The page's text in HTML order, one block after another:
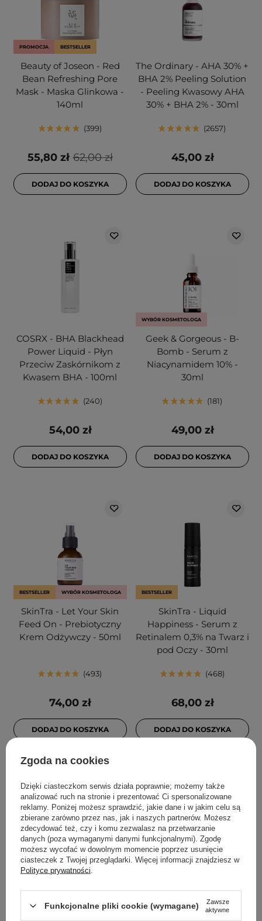
PROMOCJA BESTSELLER
Beauty of Joseon - Red
Bean Refreshing Pore
Mask - Maska Glinkowa -
140ml
399
62,00 zł
55,80 zł
DODAJ DO KOSZYKA
The Ordinary - AHA 30% +
BHA 2% Peeling Solution
- Peeling Kwasowy AHA
30% + BHA 2% - 30ml
2657
45,00 zł
DODAJ DO KOSZYKA
COSRX - BHA Blackhead
Power Liquid - Płyn
Przeciw Zaskórnikom z
Kwasem BHA - 100ml
240
54,00 zł
DODAJ DO KOSZYKA
WYBÓR KOSMETOLOGA
Geek & Gorgeous - B-
Bomb - Serum z
Niacynamidem 10% -
30ml
181
49,00 zł
DODAJ DO KOSZYKA
BESTSELLER WYBÓR KOSMETOLOGA
SkinTra - Let Your Skin
Feed On - Prebiotyczny
Krem Odżywczy - 50ml
493
74,00 zł
DODAJ DO KOSZYKA
BESTSELLER
SkinTra - Liquid
Happiness - Serum z
Retinalem 0,3% na Twarz i
pod Oczy - 30ml
468
68,00 zł
DODAJ DO KOSZYKA
2% Kwasem Salicylowym i
PROMOCJA
Brightening Cleansing
Powder - Enzymatyczny
Zgoda na cookies
Dzięki ciasteczkom serwis działa poprawnie; możemy także
analizować ruch na stronie i prezentować Ci spersonalizowane
reklamy. Poniżej możesz sprawdzić, jakie dane i w jakim celu są
zbierane zarówno przez nas, jak i naszych partnerów. Możesz
zdecydować też, czy i komu zezwalasz na przetwarzanie
danych (poza wymaganymi danymi funkcjonalnymi). Zgodę
możesz wycofać w dowolnym momencie poprzez usunięcie
ciasteczek z Twojej przeglądarki. Więcej informacji znajdziesz w
Polityce prywatności
Funkcjonalne pliki cookie (wymagane)
Zawsze
aktywne